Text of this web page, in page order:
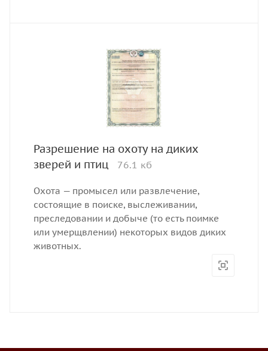
Разрешение на охоту на диких
зверей и птиц
76.1 кб
Охота — промысел или развлечение,
состоящие в поиске, выслеживании,
преследовании и добыче (то есть поимке
или умерщвлении) некоторых видов диких
животных.